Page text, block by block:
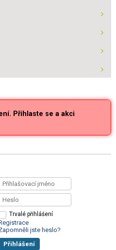
Přihlaste se a akci
Trvalé přihlášení
jste heslo?
Přihlášení